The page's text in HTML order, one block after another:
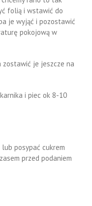
folią i wstawić do
je wyjąć i pozostawić
pokojową w
zostawić je jeszcze na
i piec ok 8-10
posypać cukrem
przed podaniem